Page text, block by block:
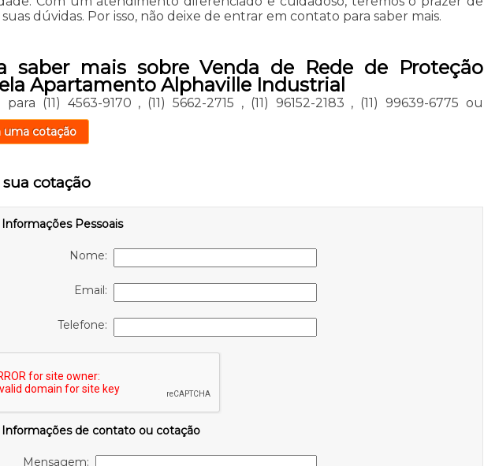
suas dúvidas. Por isso, não deixe de entrar em contato para saber mais.
saber mais sobre Venda de Rede de Proteção
Apartamento Alphaville Industrial
para (11) 4563-9170 , (11) 5662-2715 , (11) 96152-2183 , (11) 99639-6775 ou
uma cotação
sua cotação
Informações Pessoais
Nome:
Email:
Telefone:
Informações de contato ou cotação
Mensagem: